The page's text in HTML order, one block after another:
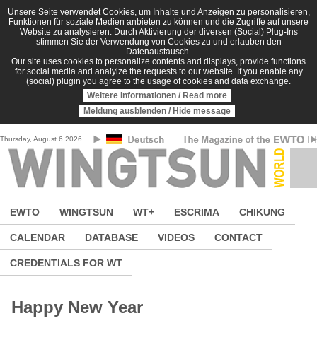
Skip to main content
Unsere Seite verwendet Cookies, um Inhalte und Anzeigen zu personalisieren,
Funktionen für soziale Medien anbieten zu können und die Zugriffe auf unsere
Website zu analysieren. Durch Aktivierung der diversen (Social) Plug-Ins
stimmen Sie der Verwendung von Cookies zu und erlauben den
Datenaustausch.
Our site uses cookies to personalize contents and displays, provide functions
for social media and analyize the requests to our website. If you enable any
(social) plugin you agree to the usage of cookies and data exchange.
Weitere Informationen / Read more
Meldung ausblenden / Hide message
Thursday, August 6 2026
EWTO WINGTSUN WT+ ESCRIMA CHIKUNG
CALENDAR DATABASE VIDEOS CONTACT
CREDENTIALS FOR WT
Happy New Year